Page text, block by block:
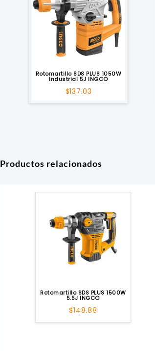
Rotomartillo SDS PLUS 1050W
Industrial 5J INGCO
$137.03
Productos relacionados
Rotomartillo SDS PLUS 1500W
5.5J INGCO
$148.88